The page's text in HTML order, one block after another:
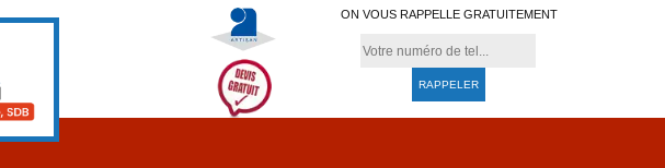
ON VOUS RAPPELLE GRATUITEMENT